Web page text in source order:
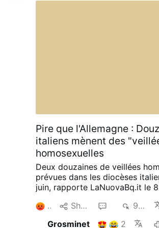
Pire que l'Allemagne :
italiens mènent des
homosexuelles
Deux douzaines de veillées
prévues dans les diocèses
juin, rapporte LaNuovaBq.it le
présideront ou assisteront à
visent à "vaincre
5 Share 949
Grosminet
2